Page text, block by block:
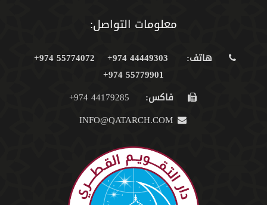
معلومات التواصل:
هاتف: 44449303 974+
55774072 974+
55779901 974+
فاكس: